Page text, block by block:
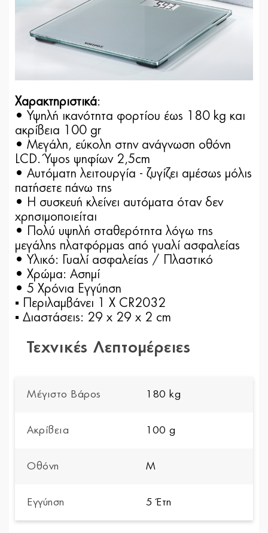
Χαρακτηριστικά:
• Υψηλή ικανότητα φορτίου έως 180 kg και
ακρίβεια 100 gr
• Μεγάλη, εύκολη στην ανάγνωση οθόνη
LCD. Ύψος ψηφίων 2,5cm
• Αυτόματη λειτουργία - ζυγίζει αμέσως μόλις
πατήσετε πάνω της
• Η συσκευή κλείνει αυτόματα όταν δεν
χρησιμοποιείται
• Πολύ υψηλή σταθερότητα λόγω της
μεγάλης πλατφόρμας από γυαλί ασφαλείας
• Υλικό: Γυαλί ασφαλείας / Πλαστικό
• Χρώμα: Ασημί
• 5 Χρόνια Εγγύηση
▪ Περιλαμβάνει 1 X CR2032
▪ Διαστάσεις: 29 x 29 x 2 cm
Τεχνικές Λεπτομέρειες
Μέγιστο Βάρος 180 kg
Ακρίβεια 100 g
Οθόνη M
Εγγύηση 5 Έτη